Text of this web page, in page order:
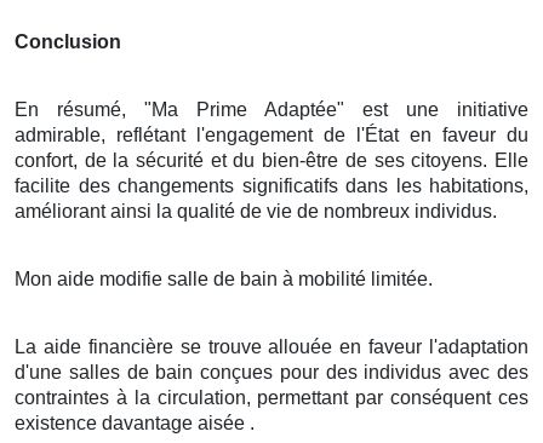
Conclusion
En résumé, "Ma Prime Adaptée" est une initiative
admirable, reflétant l'engagement de l'État en faveur du
confort, de la sécurité et du bien-être de ses citoyens. Elle
facilite des changements significatifs dans les habitations,
améliorant ainsi la qualité de vie de nombreux individus.
Mon aide modifie salle de bain à mobilité limitée.
La aide financière se trouve allouée en faveur l'adaptation
d'une salles de bain conçues pour des individus avec des
contraintes à la circulation, permettant par conséquent ces
existence davantage aisée .